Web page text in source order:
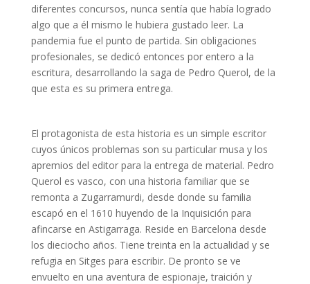
diferentes concursos, nunca sentía que había logrado
algo que a él mismo le hubiera gustado leer. La
pandemia fue el punto de partida. Sin obligaciones
profesionales, se dedicó entonces por entero a la
escritura, desarrollando la saga de Pedro Querol, de la
que esta es su primera entrega.
El protagonista de esta historia es un simple escritor
cuyos únicos problemas son su particular musa y los
apremios del editor para la entrega de material. Pedro
Querol es vasco, con una historia familiar que se
remonta a Zugarramurdi, desde donde su familia
escapó en el 1610 huyendo de la Inquisición para
afincarse en Astigarraga. Reside en Barcelona desde
los dieciocho años. Tiene treinta en la actualidad y se
refugia en Sitges para escribir. De pronto se ve
envuelto en una aventura de espionaje, traición y